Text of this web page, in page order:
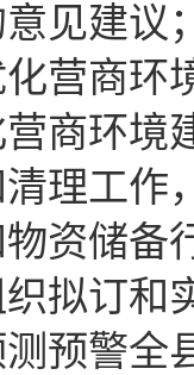
见建议
营商环
商环境
理工作
资储备
拟订和
预警全